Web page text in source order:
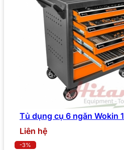
Tủ dụng cụ 6 ngăn Wokin
Liên hệ
-3%